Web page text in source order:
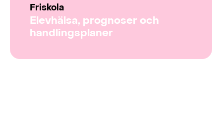
Friskola
Elevhälsa, prognoser och
handlingsplaner